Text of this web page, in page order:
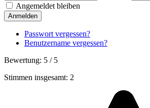
Angemeldet bleiben
Anmelden
Passwort vergessen?
Benutzername vergessen?
Bewertung: 5 / 5
Stimmen insgesamt: 2